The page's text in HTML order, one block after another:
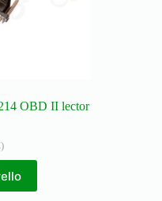
OBD II lector
)